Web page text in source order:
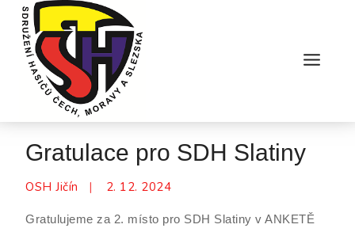
Skip
content
Gratulace pro SDH Slatiny
OSH Jičín 2. 12. 2024
Gratulujeme za 2. místo pro SDH Slatiny v ANKETĚ